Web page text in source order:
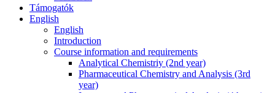
Támogatók
English
English
Introduction
Course information and requirements
Analytical Chemistriy (2nd year)
Pharmaceutical Chemistry and Analysis (3rd
year)